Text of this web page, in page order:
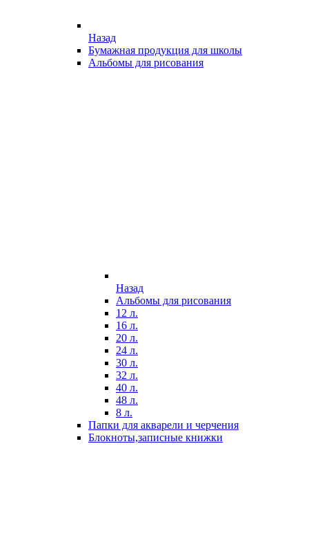
Назад
Бумажная продукция для школы
Альбомы для рисования
Назад
Альбомы для рисования
12 л.
16 л.
20 л.
24 л.
30 л.
32 л.
40 л.
48 л.
8 л.
Папки для акварели и черчения
Блокноты,записные книжки